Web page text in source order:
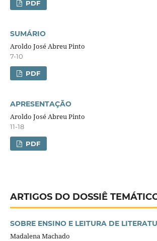
PDF
SUMÁRIO
Aroldo José Abreu Pinto
7-10
PDF
APRESENTAÇÃO
Aroldo José Abreu Pinto
11-18
PDF
ARTIGOS DO DOSSIÊ
SOBRE ENSINO E LEITURA DE
Madalena Machado